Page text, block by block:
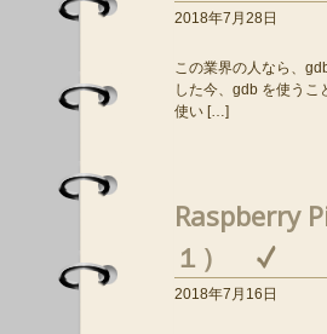
2018年7月28日
この業界の人なら、
した今、gdb を使うこ
使い […]
Raspberry
１）
2018年7月16日